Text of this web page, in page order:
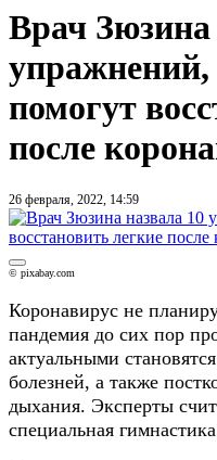
Врач Зюзина
помогут
после
26 февраля, 2022, 14:59
© pixabay.com
Коронавирус не
пандемия до сих пор
актуальными
болезней, а также
дыхания. Эксперты
специальная